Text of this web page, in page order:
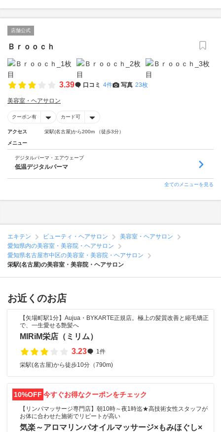
店舗公式
Ｂｒｏｏｃｈ
3.39 口コミ 4件 写真 23枚
美容室・ヘアサロン
クーポン有 カード可
アクセス 栄駅(名古屋)から200m （徒歩3分）
メニュー
デジタルパーマ・エアウェーブ
低温デジタルパーマ
全てのメニューを見る
エキテン ビューティ・ヘアサロン
美容室・ヘアサロン
愛知県内の美容室・美容院・ヘアサロン
愛知県名古屋市中区の美容室・美容院・ヘアサロン
栄駅(名古屋)の美容室・美容院・ヘアサロン
お近くのお店
【矢場町駅1分】Aujua・BYKARTE正規店。極上の髪質改善と縮毛矯正
で、一生愛せる艶髪へ
MIRiM栄店（ミリム）
3.23
1件
栄駅(名古屋)から徒歩10分（790m)
10%OFF 今すぐお得なクーポンをチェック
【リンパマッサージ専門店】朝10時～夜1時迄★高技術女性スタッフが
お体に合わせた施術でリピートが高い
気楽～アロマリンパオイルマッサージ×もみほぐし×